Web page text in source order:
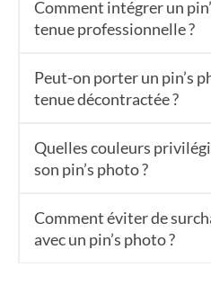
Comment intégrer un
tenue professionnelle ?
Peut-on porter un pin’s
tenue décontractée ?
Quelles couleurs
son pin’s photo ?
Comment éviter de
avec un pin’s photo ?